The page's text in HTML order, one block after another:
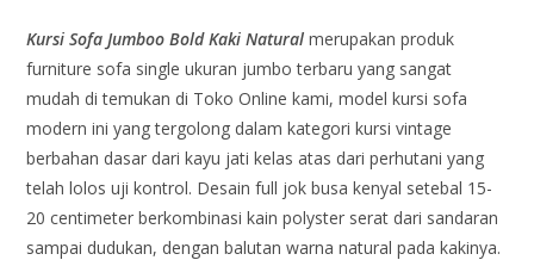
Kursi Sofa Jumboo Bold Kaki Natural merupakan produk
furniture sofa single ukuran jumbo terbaru yang sangat
mudah di temukan di Toko Online kami, model kursi sofa
modern ini yang tergolong dalam kategori kursi vintage
berbahan dasar dari kayu jati kelas atas dari perhutani yang
telah lolos uji kontrol. Desain full jok busa kenyal setebal 15-
20 centimeter berkombinasi kain polyster serat dari sandaran
sampai dudukan, dengan balutan warna natural pada kakinya.